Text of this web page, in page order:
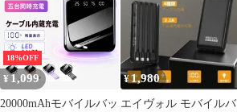
18%OFF
¥1,099
20000mAhモバイルバッ
¥1,980
エイヴォル モバイルバ